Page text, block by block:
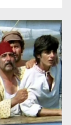
o idee